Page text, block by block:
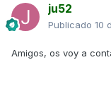
ju52
Publicado 10
Amigos, os voy a